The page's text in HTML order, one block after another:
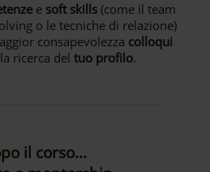
e soft skills(come il team
o le tecniche di relazione)
consapevolezza colloqui
ricerca del tuo profilo.
il corso...